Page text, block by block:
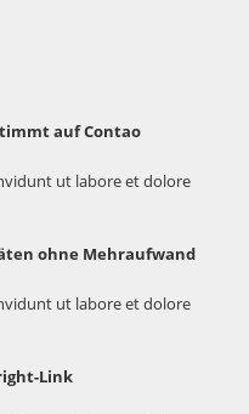
auf Contao
ut labore et dolore
ohne Mehraufwand
ut labore et dolore
Link